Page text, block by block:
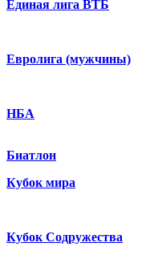
Единая лига ВТБ
Евролига (мужчины)
НБА
Биатлон
Кубок мира
Кубок Содружества